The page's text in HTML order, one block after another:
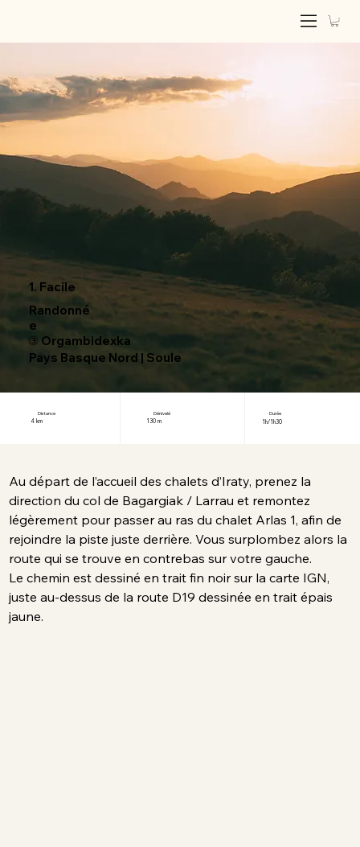
1. Facile
Randonné
e
③ Orgambidexka
Pays Basque Nord | Soule
Distance
4 km
Dénivelé
130 m
Durée
1h/1h30
Au départ de l’accueil des chalets d’Iraty, prenez la
direction du col de Bagargiak / Larrau et remontez
légèrement pour passer au ras du chalet Arlas 1, afin de
rejoindre la piste juste derrière. Vous surplombez alors la
route qui se trouve en contrebas sur votre gauche.
Le chemin est dessiné en trait fin noir sur la carte IGN,
juste au-dessus de la route D19 dessinée en trait épais
jaune.